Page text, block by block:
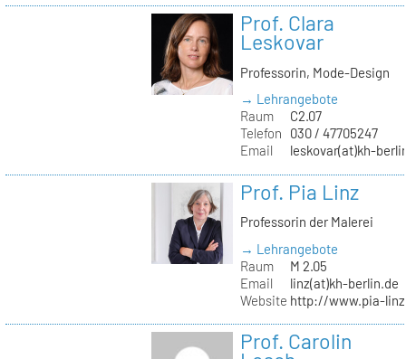
Prof. Clara
Leskovar
Professorin, Mode-Design
→ Lehrangebote
Raum
C2.07
Telefon
030 / 47705247
Email
leskovar(at)kh-
Prof. Pia Linz
Professorin der Malerei
→ Lehrangebote
Raum
M 2.05
Email
linz(at)kh-berlin.de
Website http://www.pia-
Prof. Carolin